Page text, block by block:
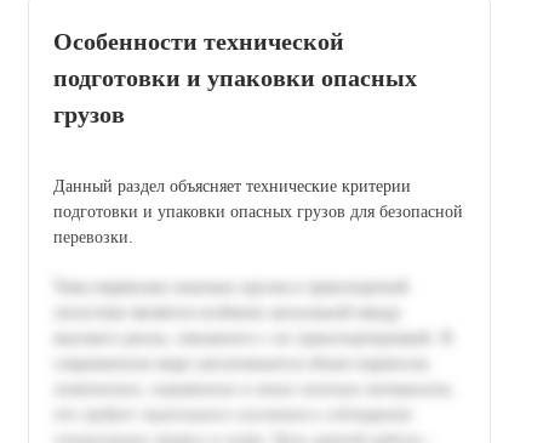
Особенности технической
подготовки и упаковки опасных
грузов
Данный раздел объясняет технические критерии
подготовки и упаковки опасных грузов для безопасной
перевозки.